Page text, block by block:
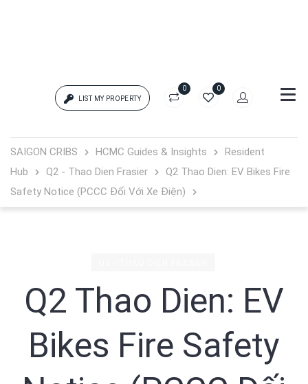
LIST MY PROPERTY
0 0
{{errors['login']}}
Password Forgot?
Remember me
Registration
SAIGON CRIBS HCMC Guides & Insights
Resident
Hub
Q2 - Thao Dien Frasier
Q2 Thao Dien: EV Bikes Fire
Safety Notice (PCCC Đối Với Xe Điện)
Q2 Thao Dien: EV
Bikes Fire Safety